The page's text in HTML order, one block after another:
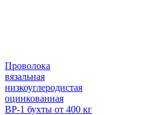
Проволока
вязальная
низкоуглеродистая
оцинкованная
ВР-1 бухты от 400 кг